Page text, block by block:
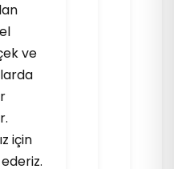
ve
için